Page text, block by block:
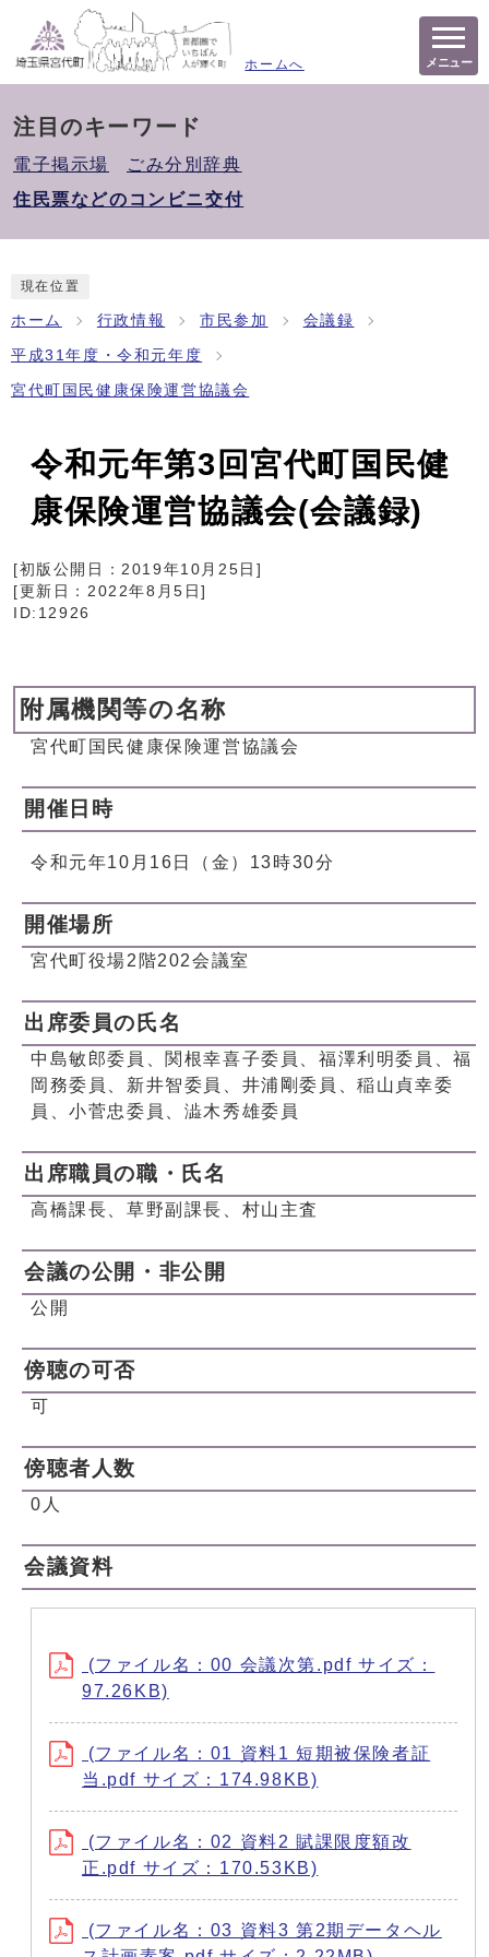
ホームへ メニュー
注目のキーワード
電子掲示場
ごみ分別辞典
住民票などのコンビニ交付
現在位置
ホーム 行政情報 市民参加 会議録
平成31年度・令和元年度
宮代町国民健康保険運営協議会
令和元年第3回宮代町国民健
康保険運営協議会(会議録)
[初版公開日：2019年10月25日 ]
[更新日： 2022年8月5日]
ID:12926
附属機関等の名称
宮代町国民健康保険運営協議会
開催日時
令和元年10月16日（金）13時30分
開催場所
宮代町役場2階202会議室
出席委員の氏名
中島敏郎委員、関根幸喜子委員、福澤利明委員、福
岡務委員、新井智委員、井浦剛委員、稲山貞幸委
員、小菅忠委員、澁木秀雄委員
出席職員の職・氏名
高橋課長、草野副課長、村山主査
会議の公開・非公開
公開
傍聴の可否
可
傍聴者人数
0人
会議資料
(ファイル名：00 会議次第.pdf サイズ：
97.26KB)
(ファイル名：01 資料1 短期被保険者証
当.pdf サイズ：174.98KB)
(ファイル名：02 資料2 賦課限度額改
正.pdf サイズ：170.53KB)
(ファイル名：03 資料3 第2期データヘル